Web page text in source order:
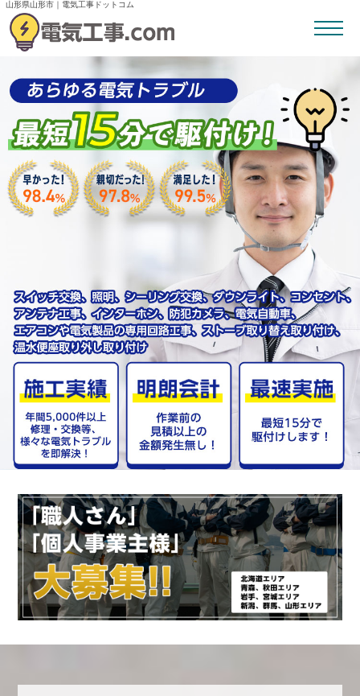
山形県山形市｜電気工事ドットコム